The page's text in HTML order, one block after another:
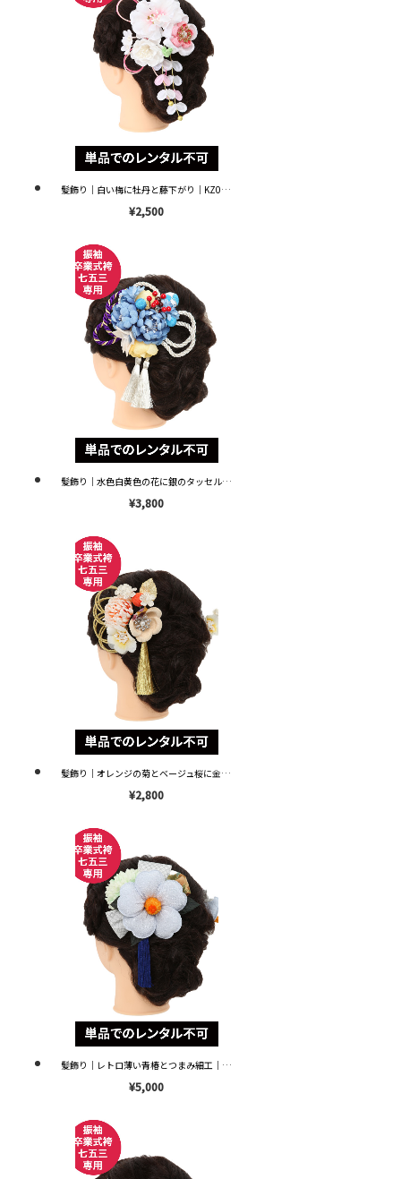
髪飾り｜白い梅に牡丹と藤下がり｜KZ0053 ※単品レンタル不可※
¥2,500
髪飾り｜水色白黄色の花に銀のタッセル｜KZ0018 ※単品レンタル不可※
¥3,800
髪飾り｜オレンジの菊とベージュ桜に金のタッセル｜KZ0050 ※単品レンタル不可※
¥2,800
髪飾り｜レトロ薄い青椿とつまみ細工｜KZ0030 ※単品レンタル不可※
¥5,000